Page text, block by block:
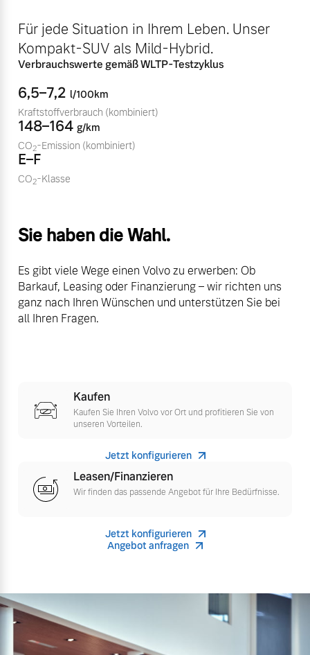
Fahrzeug konfigurieren
Sofort verfügbare Fahrzeuge
Volvo Selekt
Editionsmodelle
Jetzt kennenlernen
direkt an.
Mehr erfahren
Entdecken Sie unsere
Finanzierung & Leasing
Versicherung
Für jede Situation in Ihrem Leben. Unser
Kompakt-SUV als Mild-Hybrid.
Verbrauchswerte gemäß WLTP-Testzyklus
6,5–7,2 l/100km
Kraftstoffverbrauch (kombiniert)
148–164 g/km
CO2-Emission (kombiniert)
E–F
CO2-Klasse
Sie haben die Wahl.
Es gibt viele Wege einen Volvo zu erwerben: Ob
Barkauf, Leasing oder Finanzierung – wir richten uns
ganz nach Ihren Wünschen und unterstützen Sie bei
all Ihren Fragen.
Kaufen
Kaufen Sie Ihren Volvo vor Ort und profitieren Sie von
unseren Vorteilen.
Jetzt konfigurieren
Leasen/Finanzieren
Wir finden das passende Angebot für Ihre Bedürfnisse.
Jetzt konfigurieren
Angebot anfragen